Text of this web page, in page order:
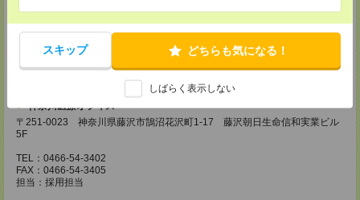
スキップ どちらも気になる！
しばらく表示しない
〒221-0835 神奈川県横浜市神奈川区鶴屋町2-23-2 TSプラザビルディング
TEL：045-320-1901
FAX：044-233-4305
神奈川医療オフィス
〒251-0023 神奈川県藤沢市鵠沼花沢町1-17 藤沢朝日生命信和実業ビル
5F
TEL：0466-54-3402
FAX：0466-54-3405
担当：採用担当